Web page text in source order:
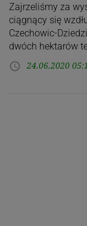
Zajrzeliśmy za
ciągnący się
Czechowic-
dwóch hektarów
access_time 24.06.2020